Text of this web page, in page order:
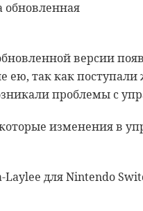
обновленная
версии
ею, так как поступали
проблемы с
изменения в
Laylee для Nintendo